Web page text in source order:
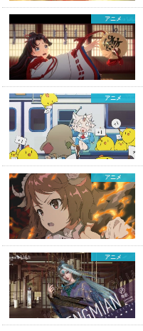
アニメ
アニメ
アニメ
アニメ